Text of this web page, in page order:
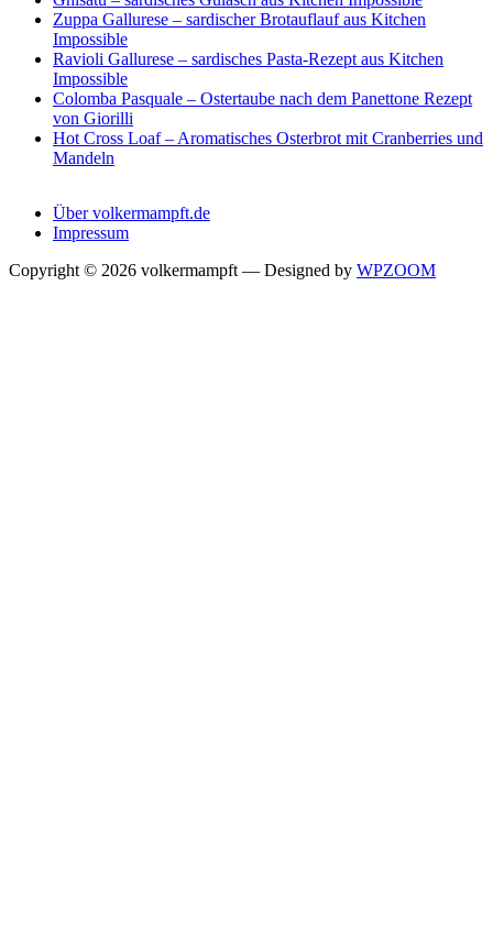
Zuppa Gallurese – sardischer Brotauflauf aus Kitchen
Impossible
Ravioli Gallurese – sardisches Pasta-Rezept aus Kitchen
Impossible
Colomba Pasquale – Ostertaube nach dem Panettone Rezept
von Giorilli
Hot Cross Loaf – Aromatisches Osterbrot mit Cranberries und
Mandeln
Über volkermampft.de
Impressum
Copyright © 2026 volkermampft — Designed by WPZOOM